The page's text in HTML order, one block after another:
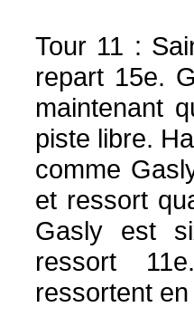
Tour 11 :
repart 15e.
maintenant
piste libre.
comme
et ressort
Gasly est
ressort
ressortent